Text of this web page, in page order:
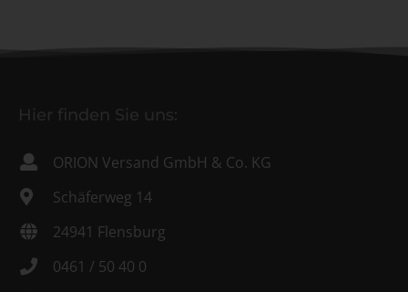
Hier finden Sie uns:
ORION Versand GmbH & Co. KG
Schäferweg 14
24941 Flensburg
0461 / 50 40 0